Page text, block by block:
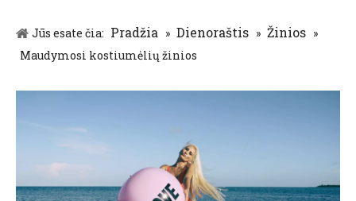
Jūs esate čia: Pradžia » Dienoraštis » Žinios »
Maudymosi kostiumėlių žinios